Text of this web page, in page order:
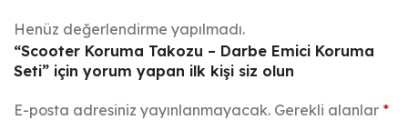
Henüz değerlendirme yapılmadı.
“Scooter Koruma Takozu – Darbe Emici Koruma
Seti” için yorum yapan ilk kişi siz olun
E-posta adresiniz yayınlanmayacak. Gerekli alanlar *